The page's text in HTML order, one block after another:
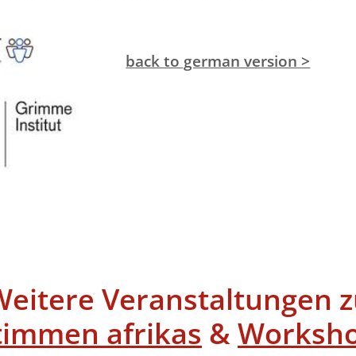
back to german version >
Veranstaltungen
afrikas &